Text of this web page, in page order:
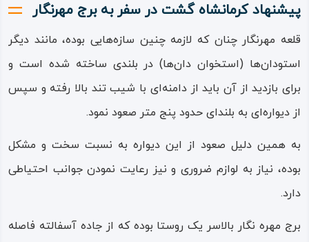
پیشنهاد کرمانشاه گشت در سفر به برج مهرنگار
قلعه مهرنگار چنان که لازمه چنین سازه‌هایی بوده، مانند دیگر
استودان‌ها (استخوان دان‌ها) در بلندی ساخته شده است و
برای بازدید از آن باید از دامنه‌ای با شیب تند بالا رفته و سپس
از دیواره‌ای به بلندای حدود پنج متر صعود نمود.
به همین دلیل صعود از این دیواره به نسبت سخت و مشکل
بوده، نیاز به لوازم ضروری و نیز رعایت نمودن جوانب احتیاطی
دارد.
برج مهره نگار بالاسر یک روستا بوده که از جاده آسفالته فاصله